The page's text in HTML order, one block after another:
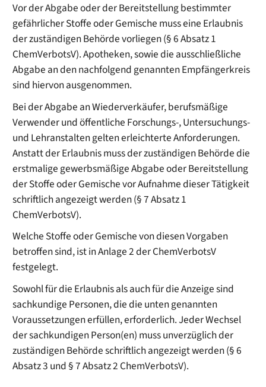
Vor der Abgabe oder der Bereitstellung bestimmter
gefährlicher Stoffe oder Gemische muss eine Erlaubnis
der zuständigen Behörde vorliegen (§ 6 Absatz 1
ChemVerbotsV). Apotheken, sowie die ausschließliche
Abgabe an den nachfolgend genannten Empfängerkreis
sind hiervon ausgenommen.
Bei der Abgabe an Wiederverkäufer, berufsmäßige
Verwender und öffentliche Forschungs-, Untersuchungs-
und Lehranstalten gelten erleichterte Anforderungen.
Anstatt der Erlaubnis muss der zuständigen Behörde die
erstmalige gewerbsmäßige Abgabe oder Bereitstellung
der Stoffe oder Gemische vor Aufnahme dieser Tätigkeit
schriftlich angezeigt werden (§ 7 Absatz 1
ChemVerbotsV).
Welche Stoffe oder Gemische von diesen Vorgaben
betroffen sind, ist in Anlage 2 der ChemVerbotsV
festgelegt.
Sowohl für die Erlaubnis als auch für die Anzeige sind
sachkundige Personen, die die unten genannten
Voraussetzungen erfüllen, erforderlich. Jeder Wechsel
der sachkundigen Person(en) muss unverzüglich der
zuständigen Behörde schriftlich angezeigt werden (§ 6
Absatz 3 und § 7 Absatz 2 ChemVerbotsV).